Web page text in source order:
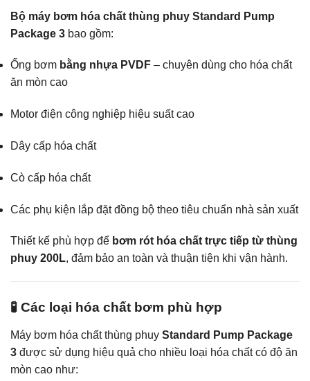
Bộ máy bơm hóa chất thùng phuy Standard Pump
Package 3 bao gồm:
Ống bơm bằng nhựa PVDF – chuyên dùng cho hóa chất
ăn mòn cao
Motor điện công nghiệp hiệu suất cao
Dây cấp hóa chất
Cò cấp hóa chất
Các phụ kiện lắp đặt đồng bộ theo tiêu chuẩn nhà sản xuất
Thiết kế phù hợp để bơm rót hóa chất trực tiếp từ thùng
phuy 200L, đảm bảo an toàn và thuận tiện khi vận hành.
🧪 Các loại hóa chất bơm phù hợp
Máy bơm hóa chất thùng phuy Standard Pump Package
3 được sử dụng hiệu quả cho nhiều loại hóa chất có độ ăn
mòn cao như: